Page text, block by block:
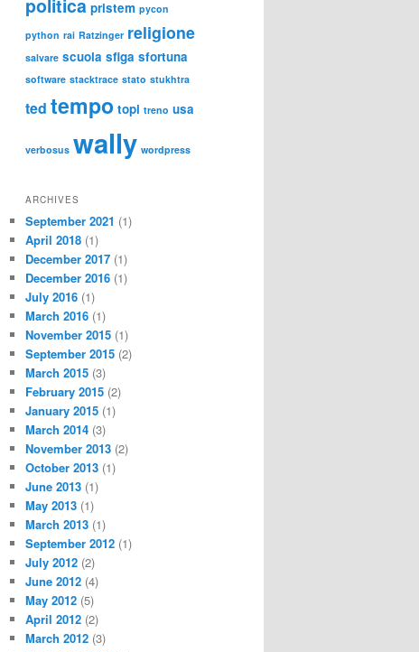
pristem pycon
python rai Ratzinger religione
salvare scuola sfiga sfortuna
software stacktrace stato stukhtra
ted tempo topi treno usa
verbosus wally wordpress
ARCHIVES
September 2021 (1)
April 2018 (1)
December 2017 (1)
December 2016 (1)
July 2016 (1)
March 2016 (1)
November 2015 (1)
September 2015 (2)
March 2015 (3)
February 2015 (2)
January 2015 (1)
March 2014 (3)
November 2013 (2)
October 2013 (1)
June 2013 (1)
May 2013 (1)
March 2013 (1)
September 2012 (1)
July 2012 (2)
June 2012 (4)
May 2012 (5)
April 2012 (2)
March 2012 (3)